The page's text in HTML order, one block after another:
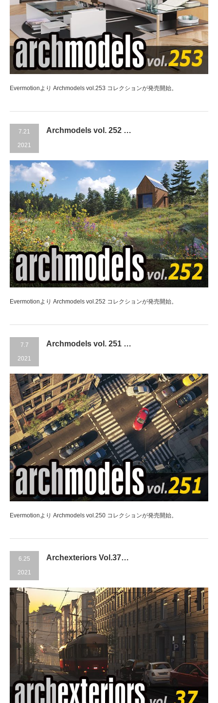
Evermotionより Archmodels vol.253 コレクションが発売開始。
7.21
2021
Archmodels vol. 252 …
Evermotionより Archmodels vol.252 コレクションが発売開始。
7.7
2021
Archmodels vol. 251 …
Evermotionより Archmodels vol.250 コレクションが発売開始。
6.25
2021
Archexteriors Vol.37…